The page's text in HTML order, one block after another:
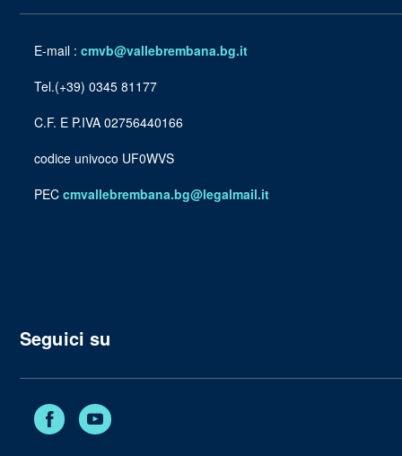
E-mail : cmvb@vallebrembana.bg.it
Tel.(+39) 0345 81177
C.F. E P.IVA 02756440166
codice univoco UF0WVS
PEC cmvallebrembana.bg@legalmail.it
Seguici su
Facebook